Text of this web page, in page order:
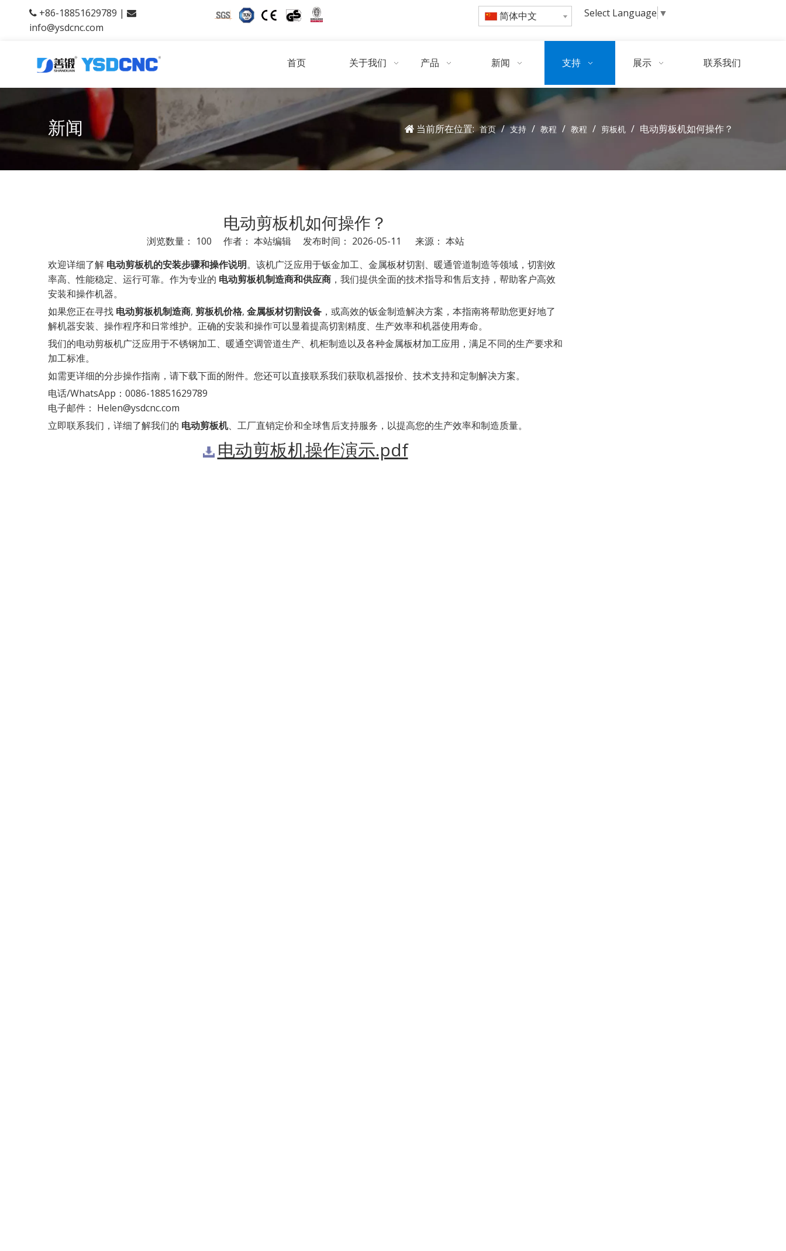
 +86-18851629789 | 
info@ysdcnc.com
简体中文 Select Language ▼
首页 关于我们 产品 新闻 支持 展示 联系我们
新闻 当前所在位置: 首页 / 支持 / 教程 / 教程 / 剪板机 / 电动剪板机如何操作？
电动剪板机如何操作？
浏览数量： 100 作者： 本站编辑 发布时间： 2026-05-11 来源： 本站
["facebook","twitter","line","wechat","linkedin","pinterest","whatsapp"]
欢迎详细了解 电动剪板机的安装步骤和操作说明。该机广泛应用于钣金加工、金属板材切割、暖通管道制造等领域，切割效
率高、性能稳定、运行可靠。作为专业的 电动剪板机制造商和供应商 ，我们提供全面的技术指导和售后支持，帮助客户高效
安装和操作机器。
如果您正在寻找 电动剪板机制造商, 剪板机价格, 金属板材切割设备 ，或高效的钣金制造解决方案，本指南将帮助您更好地了
解机器安装、操作程序和日常维护。正确的安装和操作可以显着提高切割精度、生产效率和机器使用寿命。
我们的电动剪板机广泛应用于不锈钢加工、暖通空调管道生产、机柜制造以及各种金属板材加工应用，满足不同的生产要求和
加工标准。
如需更详细的分步操作指南，请下载下面的附件。您还可以直接联系我们获取机器报价、技术支持和定制解决方案。
电话/WhatsApp：0086-18851629789
电子邮件： Helen@ysdcnc.com
立即联系我们，详细了解我们的 电动剪板机、工厂直销定价和全球售后支持服务，以提高您的生产效率和制造质量。
电动剪板机操作演示.pdf